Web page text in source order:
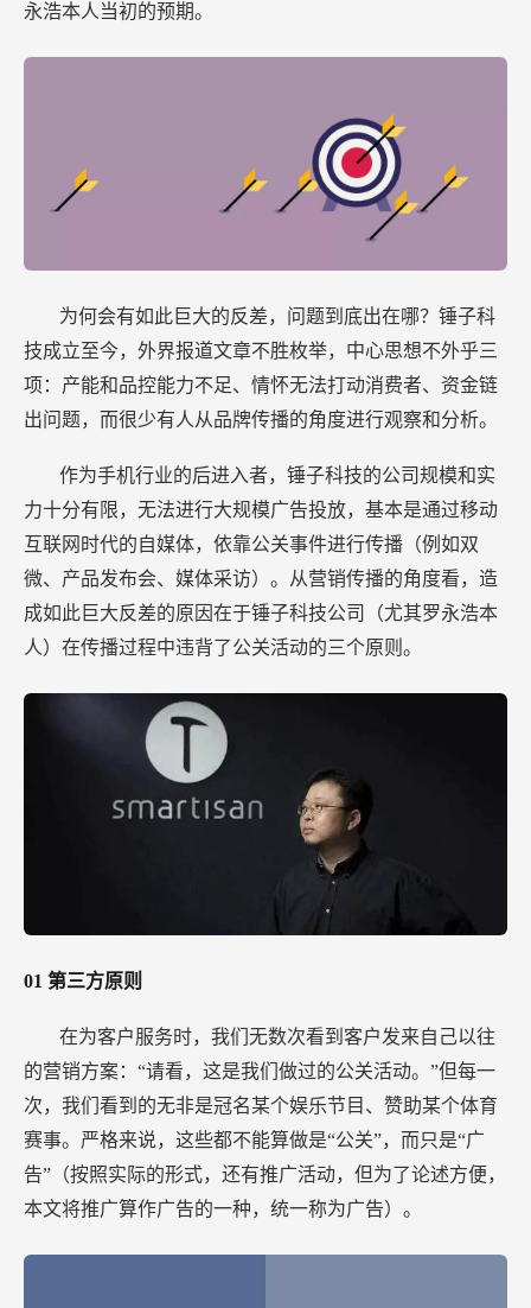
永浩本人当初的预期。
为何会有如此巨大的反差，问题到底出在哪？锤子科
技成立至今，外界报道文章不胜枚举，中心思想不外乎三
项：产能和品控能力不足、情怀无法打动消费者、资金链
出问题，而很少有人从品牌传播的角度进行观察和分析。
作为手机行业的后进入者，锤子科技的公司规模和实
力十分有限，无法进行大规模广告投放，基本是通过移动
互联网时代的自媒体，依靠公关事件进行传播（例如双
微、产品发布会、媒体采访）。从营销传播的角度看，造
成如此巨大反差的原因在于锤子科技公司（尤其罗永浩本
人）在传播过程中违背了公关活动的三个原则。
01 第三方原则
在为客户服务时，我们无数次看到客户发来自己以往
的营销方案：“请看，这是我们做过的公关活动。”但每一
次，我们看到的无非是冠名某个娱乐节目、赞助某个体育
赛事。严格来说，这些都不能算做是“公关”，而只是“广
告”（按照实际的形式，还有推广活动，但为了论述方便，
本文将推广算作广告的一种，统一称为广告）。